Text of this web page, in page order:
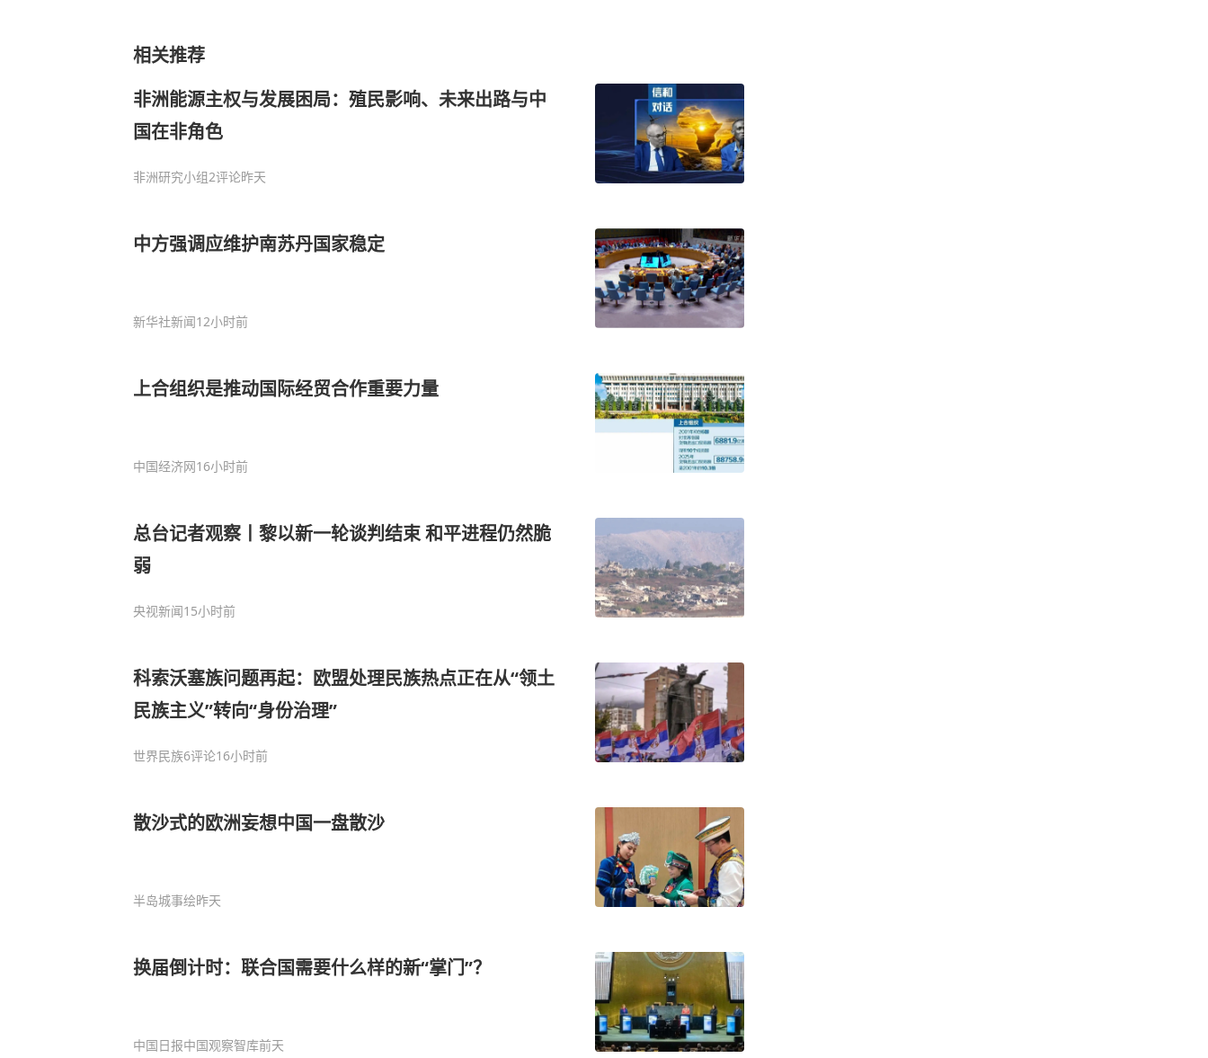
相关推荐
非洲能源主权与发展困局：殖民影响、未来出路与中
国在非角色
非洲研究小组2评论昨天
中方强调应维护南苏丹国家稳定
新华社新闻12小时前
上合组织是推动国际经贸合作重要力量
中国经济网16小时前
总台记者观察丨黎以新一轮谈判结束 和平进程仍然脆
弱
央视新闻15小时前
科索沃塞族问题再起：欧盟处理民族热点正在从“领土
民族主义”转向“身份治理”
世界民族6评论16小时前
散沙式的欧洲妄想中国一盘散沙
半岛城事绘昨天
换届倒计时：联合国需要什么样的新“掌门”？
中国日报中国观察智库前天